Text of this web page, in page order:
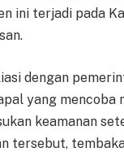
ini terjadi pada
dengan
yang mencoba
keamanan
tersebut,